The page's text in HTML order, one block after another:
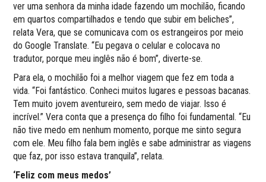
ver uma senhora da minha idade fazendo um mochilão, ficando
em quartos compartilhados e tendo que subir em beliches”,
relata Vera, que se comunicava com os estrangeiros por meio
do Google Translate. “Eu pegava o celular e colocava no
tradutor, porque meu inglês não é bom”, diverte-se.
Para ela, o mochilão foi a melhor viagem que fez em toda a
vida. “Foi fantástico. Conheci muitos lugares e pessoas bacanas.
Tem muito jovem aventureiro, sem medo de viajar. Isso é
incrível.” Vera conta que a presença do filho foi fundamental. “Eu
não tive medo em nenhum momento, porque me sinto segura
com ele. Meu filho fala bem inglês e sabe administrar as viagens
que faz, por isso estava tranquila”, relata.
‘Feliz com meus medos’